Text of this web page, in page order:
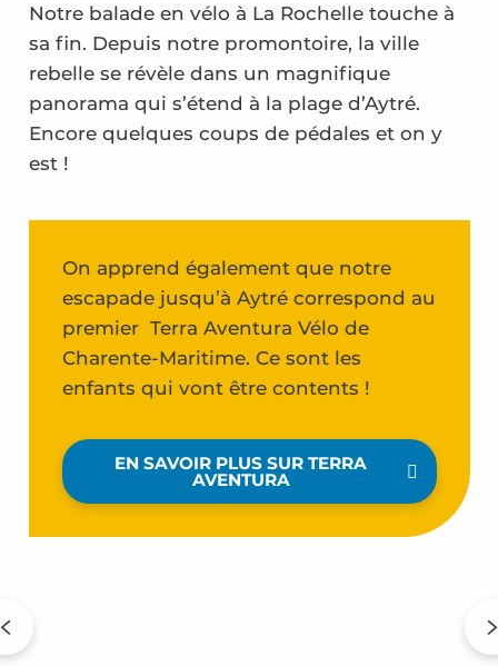
Notre balade en vélo à La Rochelle touche à
sa fin. Depuis notre promontoire, la ville
rebelle se révèle dans un magnifique
panorama qui s’étend à la plage d’Aytré.
Encore quelques coups de pédales et on y
est !
On apprend également que notre
escapade jusqu’à Aytré correspond au
premier Terra Aventura Vélo de
Charente-Maritime. Ce sont les
enfants qui vont être contents !
EN SAVOIR PLUS SUR TERRA
AVENTURA